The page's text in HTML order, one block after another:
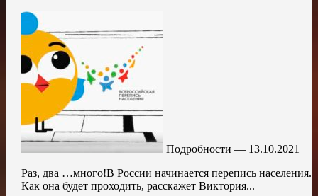
Подробности — 13.10.2021
Раз, два …много!В России начинается перепись населения.
Как она будет проходить, расскажет Виктория...